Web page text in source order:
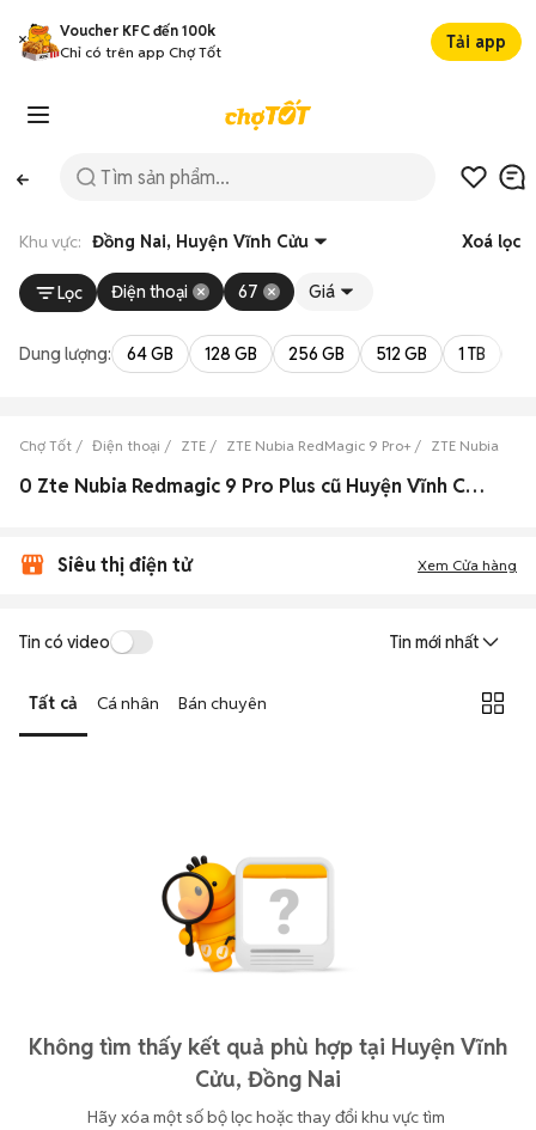
Voucher KFC đến 100k
Chỉ có trên app Chợ Tốt
Tải app
Khu vực: Đồng Nai, Huyện Vĩnh Cửu Xoá lọc
Lọc Điện thoại 67 Giá
Dung lượng: 64 GB 128 GB 256 GB 512 GB 1 TB
Chợ Tốt Điện thoại ZTE ZTE Nubia RedMagic 9 Pro+ ZTE Nubia
0 Zte Nubia Redmagic 9 Pro Plus cũ Huyện Vĩnh Cửu, Đồng Nai đẹp
Siêu thị điện tử Xem Cửa hàng
Tin có video Tin mới nhất
Tất cả Cá nhân Bán chuyên
Không tìm thấy kết quả phù hợp tại Huyện Vĩnh
Cửu, Đồng Nai
Hãy xóa một số bộ lọc hoặc thay đổi khu vực tìm